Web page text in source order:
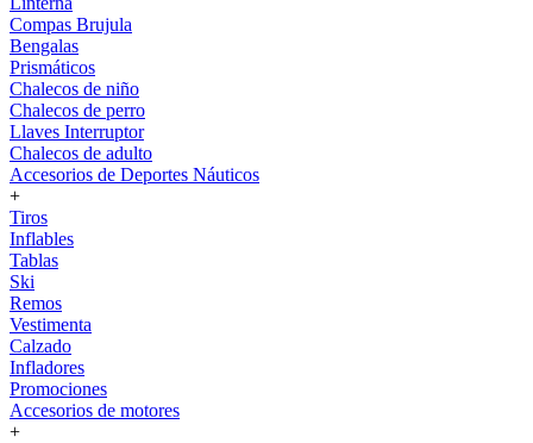
Compas Brujula
Bengalas
Prismáticos
Chalecos de niño
Chalecos de perro
Llaves Interruptor
Chalecos de adulto
Accesorios de Deportes Náuticos
+
Tiros
Inflables
Tablas
Ski
Remos
Vestimenta
Calzado
Infladores
Promociones
Accesorios de motores
+